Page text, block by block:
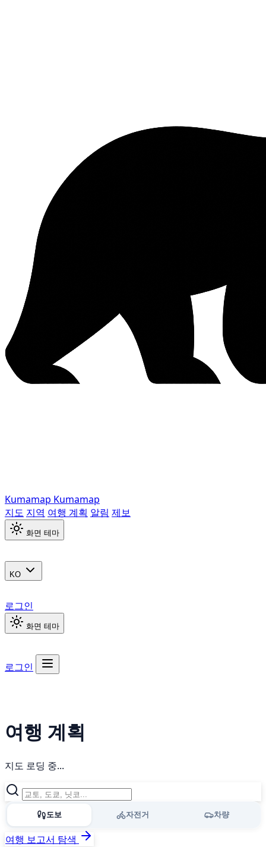
Kumamap Kumamap
지도 지역 여행 계획 알림 제보
화면 테마
KO
로그인
화면 테마
로그인
여행 계획
지도 로딩 중...
도보 자전거 차량
여행 보고서 탐색